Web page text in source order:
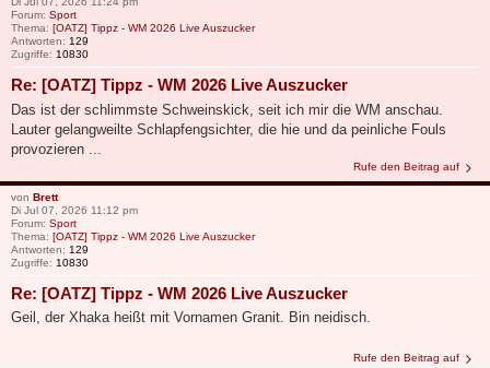
Forum: Sport
Thema: [OATZ] Tippz - WM 2026 Live Auszucker
Antworten: 129
Zugriffe: 10830
Re: [OATZ] Tippz - WM 2026 Live Auszucker
Das ist der schlimmste Schweinskick, seit ich mir die WM anschau.
Lauter gelangweilte Schlapfengsichter, die hie und da peinliche Fouls
provozieren ...
Rufe den Beitrag auf
von Brett
Di Jul 07, 2026 11:12 pm
Forum: Sport
Thema: [OATZ] Tippz - WM 2026 Live Auszucker
Antworten: 129
Zugriffe: 10830
Re: [OATZ] Tippz - WM 2026 Live Auszucker
Geil, der Xhaka heißt mit Vornamen Granit. Bin neidisch.
Rufe den Beitrag auf